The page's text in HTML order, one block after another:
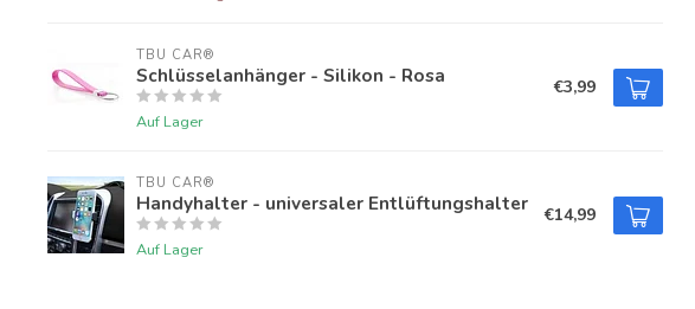
TBU CAR®
Schlüsselanhänger - Silikon - Rosa
Auf Lager
€3,99
TBU CAR®
Handyhalter - universaler Entlüftungshalter
Auf Lager
€14,99